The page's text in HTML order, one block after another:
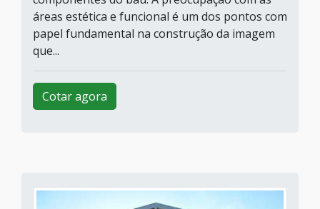
áreas estética e funcional é um dos pontos com
papel fundamental na construção da imagem
que...
Cotar agora